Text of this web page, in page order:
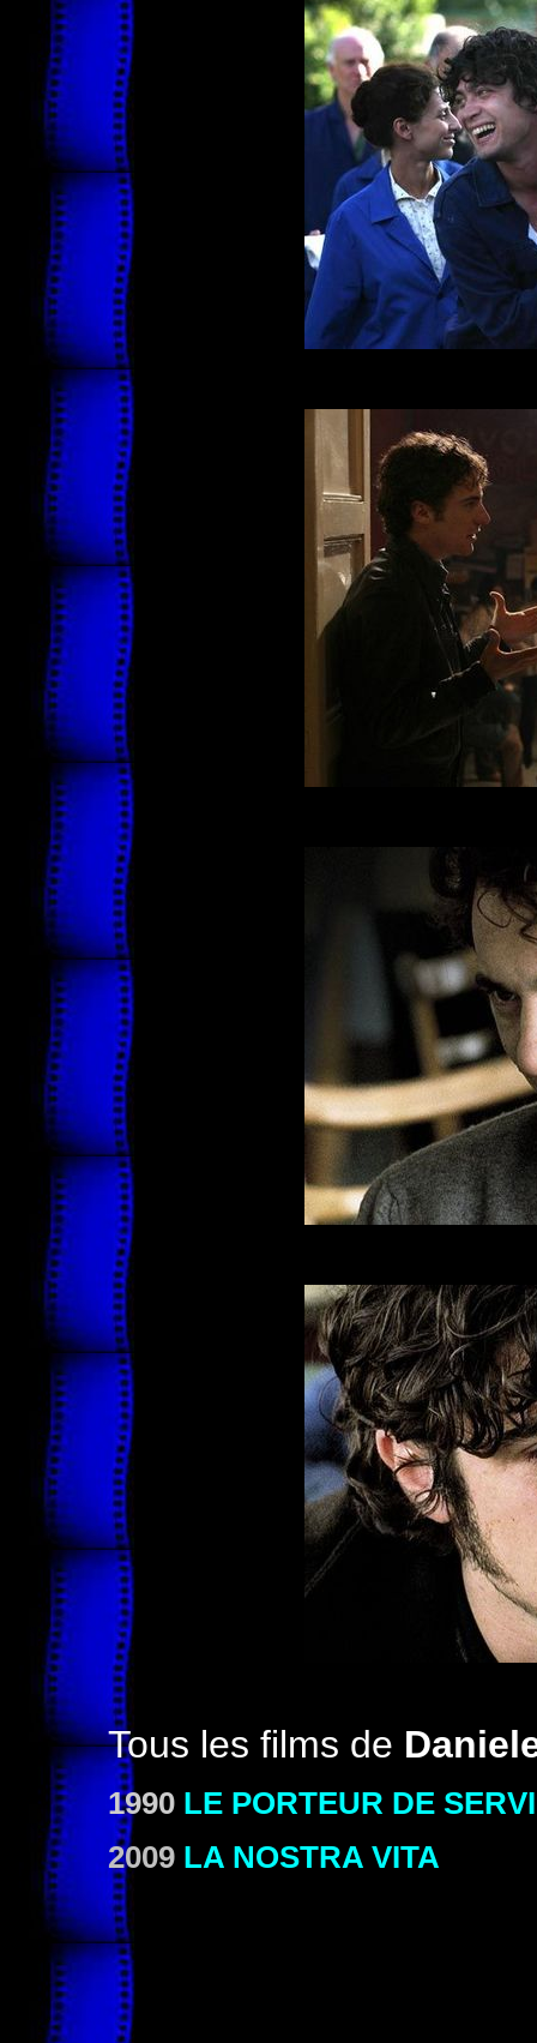
Tous les films de
1990 LE PORTEUR DE
2009 LA NOSTRA VITA